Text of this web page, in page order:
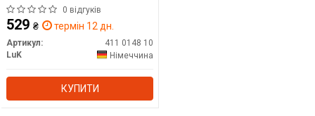
0 відгуків
529 ₴ термін 12 дн.
Артикул:
411 0148 10
LuK
Німеччина
КУПИТИ